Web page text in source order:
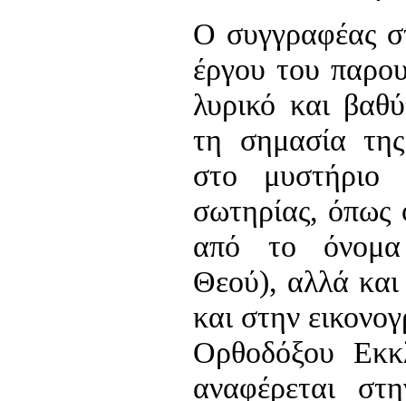
Ο συγγραφέας
έργου του
λυρικό και
τη σημασία
στο μυστήριο
σωτηρίας, όπως
από το
Θεού), αλλά και
και στην
Ορθοδόξου
αναφέρεται